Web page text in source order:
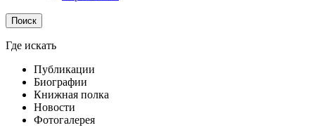
Поиск
Где искать
Публикации
Биографии
Книжная полка
Новости
Фотогалерея